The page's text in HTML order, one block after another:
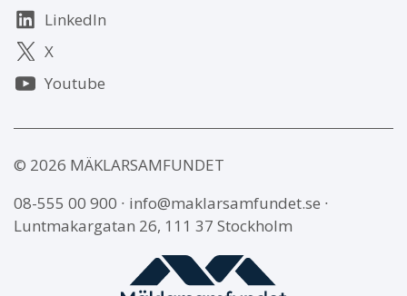
LinkedIn
X
Youtube
© 2026 MÄKLARSAMFUNDET
08-555 00 900 ∙ info@maklarsamfundet.se ∙
Luntmakargatan 26, 111 37 Stockholm